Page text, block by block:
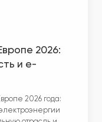
2026:
и e-
2026 года: